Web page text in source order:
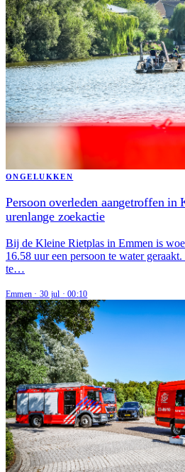
ONGELUKKEN
Persoon overleden aangetroffen in
urenlange zoekactie
Bij de Kleine Rietplas in Emmen is
16.58 uur een persoon te water
te…
Emmen · 30 jul · 00:10